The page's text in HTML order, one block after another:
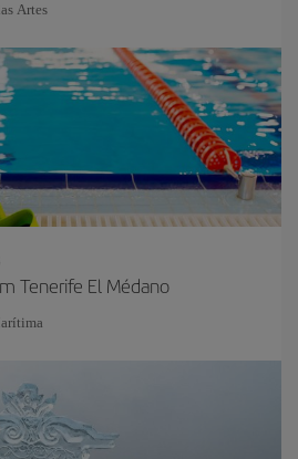
Artes
Tenerife El Médano